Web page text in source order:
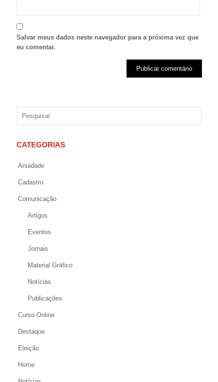
Salvar meus dados neste navegador para a próxima vez que
eu comentar.
CATEGORIAS
Anuidade
Cadastro
Comunicação
Artigos
Eventos
Jornais
Material Gráfico
Notícias
Publicações
Curso Online
Destaque
Eleição
Home